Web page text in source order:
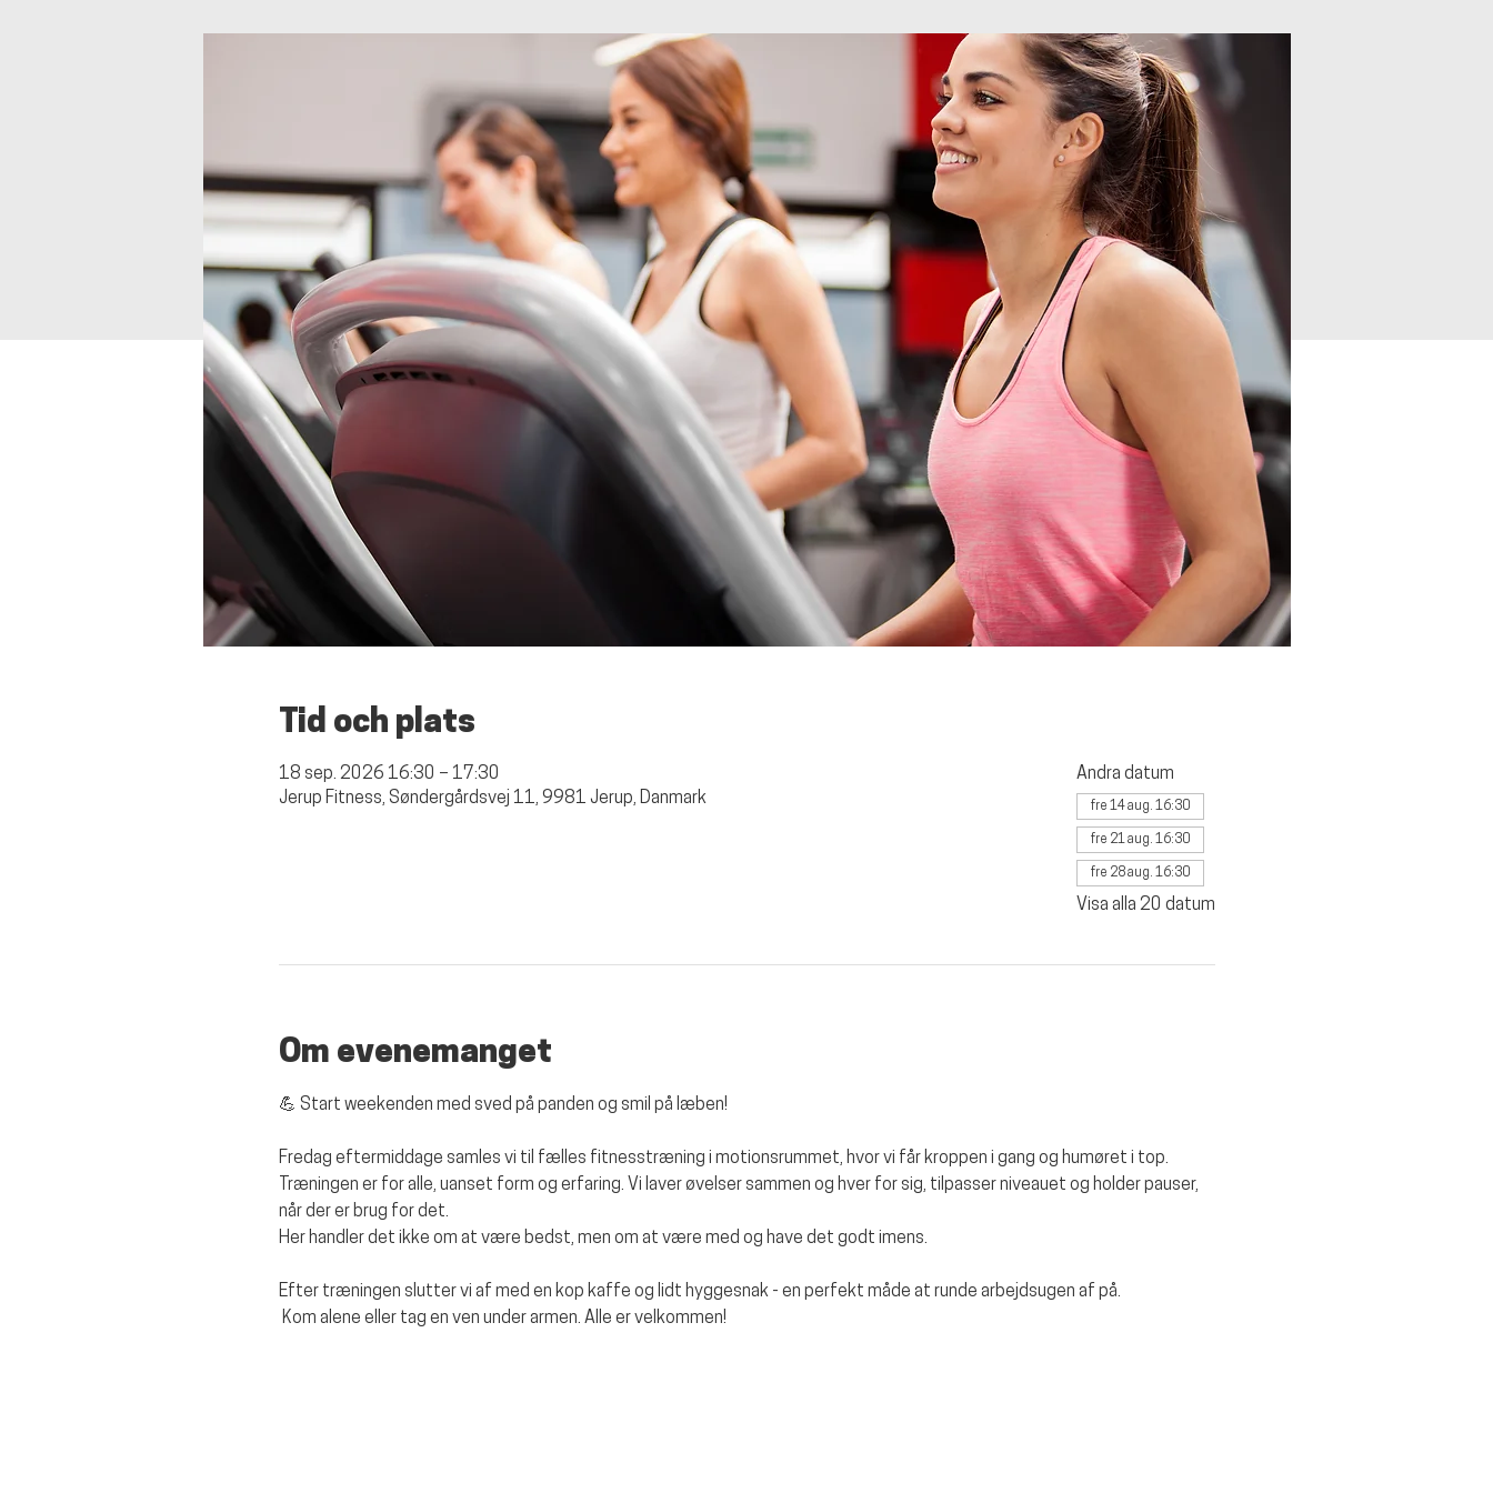
Tid och plats
18 sep. 2026 16:30 – 17:30
Jerup Fitness, Søndergårdsvej 11, 9981 Jerup, Danmark
Andra datum
fre 14 aug. 16:30
fre 21 aug. 16:30
fre 28 aug. 16:30
Visa alla 20 datum
Om evenemanget
💪 Start weekenden med sved på panden og smil på læben!
Fredag eftermiddage samles vi til fælles fitnesstræning i motionsrummet, hvor vi får kroppen i gang og humøret i top.
Træningen er for alle, uanset form og erfaring. Vi laver øvelser sammen og hver for sig, tilpasser niveauet og holder pauser,
når der er brug for det.
Her handler det ikke om at være bedst, men om at være med og have det godt imens.
Efter træningen slutter vi af med en kop kaffe og lidt hyggesnak - en perfekt måde at runde arbejdsugen af på.
Kom alene eller tag en ven under armen. Alle er velkommen!